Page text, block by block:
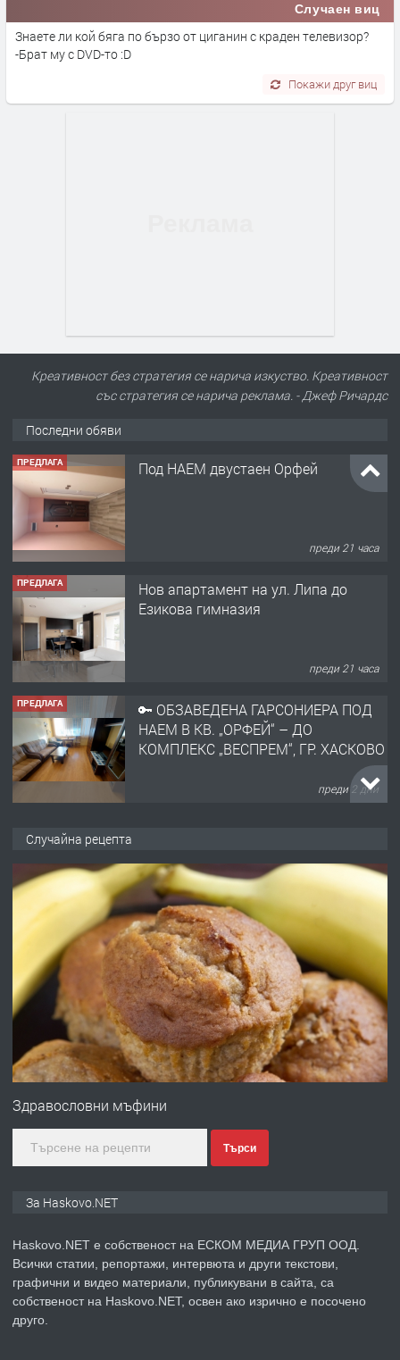
Случаен виц
Знаете ли кой бяга по бързо от циганин с краден телевизор?
-Брат му с DVD-то :D
Покажи друг виц
Креативност без стратегия се нарича изкуство. Креативност
със стратегия се нарича реклама. - Джеф Ричардс
Последни обяви
ПРЕДЛАГА
Нов апартамент на ул. Липа до
преди 21 часа
ПРЕДЛАГА
🔑 ОБЗАВЕДЕНА ГАРСОНИЕРА ПОД
НАЕМ В КВ. „ОРФЕЙ“ – ДО
преди 2 дни
ПРЕДЛАГА
НАПЪЛНО ОБЗАВЕДЕН И
ОБОРУДВАН ТРИСТАЕН
АПАРТАМЕНТ В ЦЕНТЪРА НА ГР.
преди 3 дни
преди 3 дни
ПРЕДЛАГА
№4120 Магазин/Офис под наем в кв.
Любен Каравелов, Хасково-близо до
градската градина!
преди 3 дни
ПРЕДЛАГА
ПРОСТОРЕН ТРИСТАЕН
КУБА
преди 3 дни
ПРЕДЛАГА СГЛОБЯВАНЕ НА МЕБЕЛИ.
Случайна рецепта
Здравословни мъфини
Търси
За Haskovo.NET
Haskovo.NET е собственост на ЕСКОМ МЕДИА ГРУП ООД.
Всички статии, репортажи, интервюта и други текстови,
графични и видео материали, публикувани в сайта, са
собственост на Haskovo.NET, освен ако изрично е посочено
друго.